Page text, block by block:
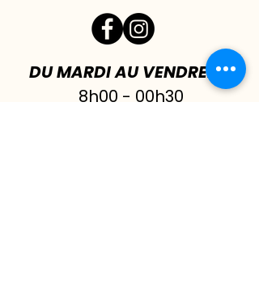
DU MARDI AU VENDREDI|
8h00 - 00h30